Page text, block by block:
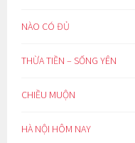
NÀO CÓ ĐỦ
THỪA TIỀN – SỐNG YÊN
CHIỀU MUỘN
HÀ NỘI HÔM NAY